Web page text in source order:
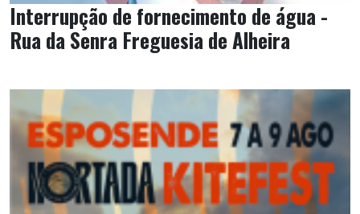
Interrupção de fornecimento de água -
Rua da Senra Freguesia de Alheira